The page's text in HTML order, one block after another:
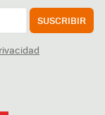
SUSCRIBIR